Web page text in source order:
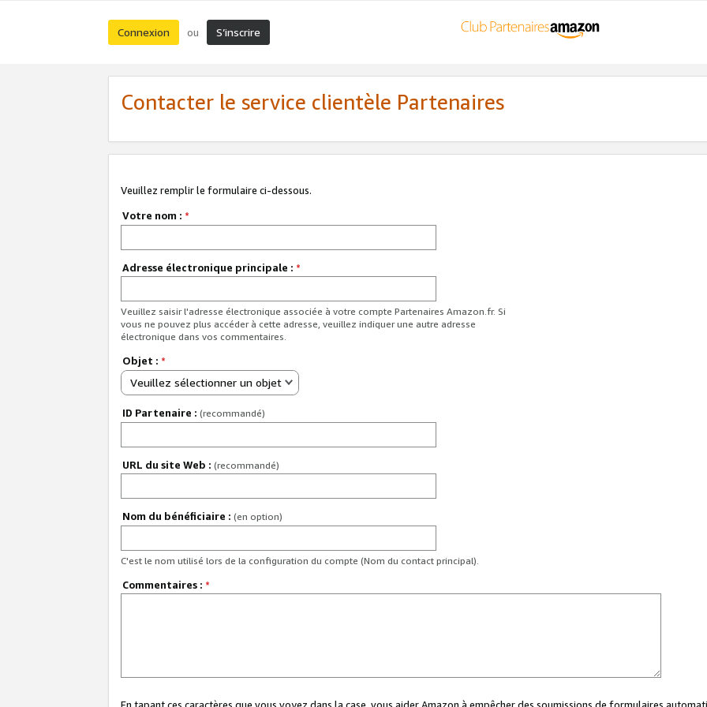
Connexion ou S’inscrire
Contacter le service clientèle Partenaires
Veuillez remplir le formulaire ci-dessous.
Votre nom : *
Adresse électronique principale : *
Veuillez saisir l'adresse électronique associée à votre compte Partenaires Amazon.fr. Si
vous ne pouvez plus accéder à cette adresse, veuillez indiquer une autre adresse
électronique dans vos commentaires.
Objet : *
Veuillez sélectionner un objet
ID Partenaire : (recommandé)
URL du site Web : (recommandé)
Nom du bénéficiaire : (en option)
C'est le nom utilisé lors de la configuration du compte (Nom du contact principal).
Commentaires : *